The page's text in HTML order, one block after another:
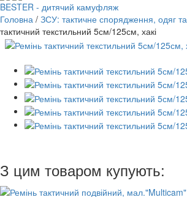
BESTER - дитячий камуфляж
Головна / ЗСУ: тактичне спорядження, одяг та
тактичний текстильний 5см/125см, хакі
З цим товаром купують: